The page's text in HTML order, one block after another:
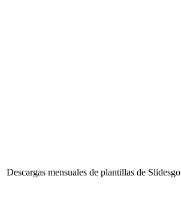
Descargas mensuales de plantillas de Slidesgo